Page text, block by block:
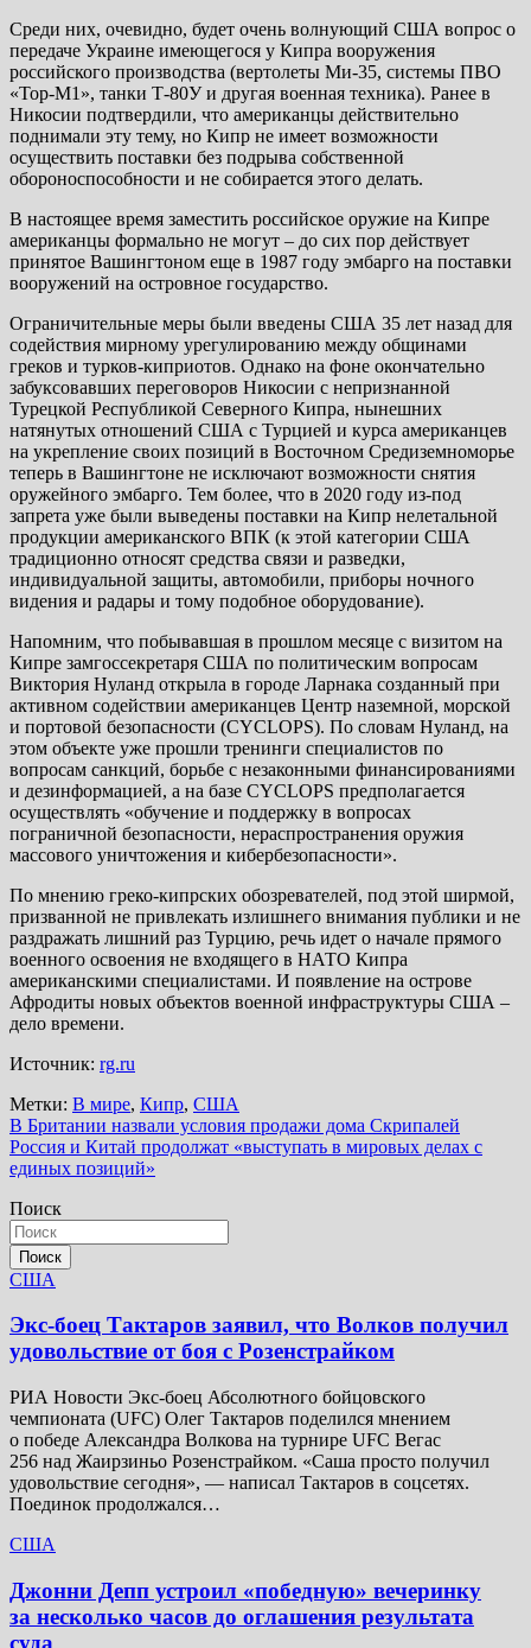
Среди них, очевидно, будет очень волнующий США вопрос о
передаче Украине имеющегося у Кипра вооружения
российского производства (вертолеты Ми-35, системы ПВО
«Тор-М1», танки Т-80У и другая военная техника). Ранее в
Никосии подтвердили, что американцы действительно
поднимали эту тему, но Кипр не имеет возможности
осуществить поставки без подрыва собственной
обороноспособности и не собирается этого делать.
В настоящее время заместить российское оружие на Кипре
американцы формально не могут – до сих пор действует
принятое Вашингтоном еще в 1987 году эмбарго на поставки
вооружений на островное государство.
Ограничительные меры были введены США 35 лет назад для
содействия мирному урегулированию между общинами
греков и турков-киприотов. Однако на фоне окончательно
забуксовавших переговоров Никосии с непризнанной
Турецкой Республикой Северного Кипра, нынешних
натянутых отношений США с Турцией и курса американцев
на укрепление своих позиций в Восточном Средиземноморье
теперь в Вашингтоне не исключают возможности снятия
оружейного эмбарго. Тем более, что в 2020 году из-под
запрета уже были выведены поставки на Кипр нелетальной
продукции американского ВПК (к этой категории США
традиционно относят средства связи и разведки,
индивидуальной защиты, автомобили, приборы ночного
видения и радары и тому подобное оборудование).
Напомним, что побывавшая в прошлом месяце с визитом на
Кипре замгоссекретаря США по политическим вопросам
Виктория Нуланд открыла в городе Ларнака созданный при
активном содействии американцев Центр наземной, морской
и портовой безопасности (CYCLOPS). По словам Нуланд, на
этом объекте уже прошли тренинги специалистов по
вопросам санкций, борьбе с незаконными финансированиями
и дезинформацией, а на базе CYCLOPS предполагается
осуществлять «обучение и поддержку в вопросах
пограничной безопасности, нераспространения оружия
массового уничтожения и кибербезопасности».
По мнению греко-кипрских обозревателей, под этой ширмой,
призванной не привлекать излишнего внимания публики и не
раздражать лишний раз Турцию, речь идет о начале прямого
военного освоения не входящего в НАТО Кипра
американскими специалистами. И появление на острове
Афродиты новых объектов военной инфраструктуры США –
дело времени.
Источник: rg.ru
Метки: В мире, Кипр, США
Навигация
по
В Британии назвали условия продажи дома Скрипалей
Россия и Китай продолжат «выступать в мировых делах с
единых позиций»
Поиск
Поиск
США
Экс-боец Тактаров заявил, что Волков получил
удовольствие от боя с Розенстрайком
РИА Новости Экс-боец Абсолютного бойцовского
чемпионата (UFC) Олег Тактаров поделился мнением
о победе Александра Волкова на турнире UFC Вегас
256 над Жаирзиньо Розенстрайком. «Саша просто получил
удовольствие сегодня», — написал Тактаров в соцсетях.
Поединок продолжался…
США
Джонни Депп устроил «победную» вечеринку
за несколько часов до оглашения результата
суда